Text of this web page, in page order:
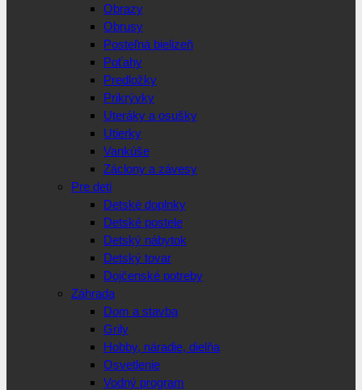
Obrazy
Obrusy
Posteľná bielizeň
Poťahy
Predložky
Prikrývky
Uteráky a osušky
Utierky
Vankúše
Záclony a závesy
Pre deti
Detské doplnky
Detské postele
Detský nábytok
Detský tovar
Dojčenské potreby
Záhrada
Dom a stavba
Grily
Hobby, náradie, dielňa
Osvetlenie
Vodný program